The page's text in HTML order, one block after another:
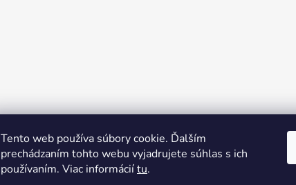
Tento web používa súbory cookie. Ďalším
prechádzaním tohto webu vyjadrujete súhlas s ich
používaním. Viac informáciítu.